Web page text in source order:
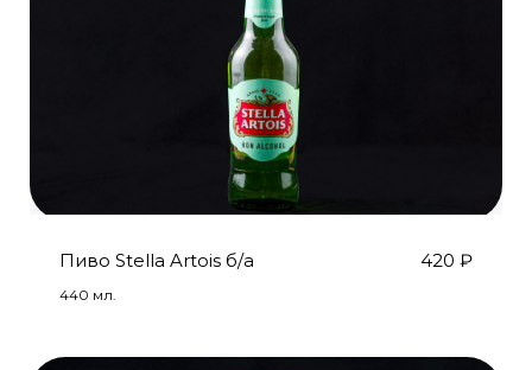
Пиво Stella Artois б/а 420 ₽
440 мл.